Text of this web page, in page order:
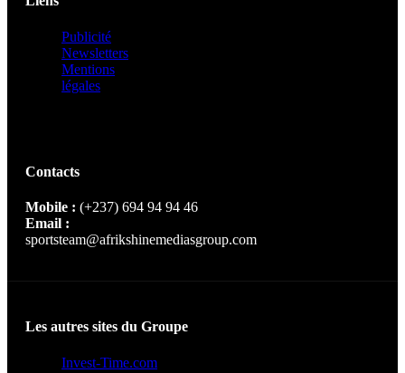
Publicité
Newsletters
Mentions
légales
Contacts
Mobile : (+237) 694 94 94 46
Email :
sportsteam@afrikshinemediasgroup.com
Les autres sites du Groupe
Invest-Time.com